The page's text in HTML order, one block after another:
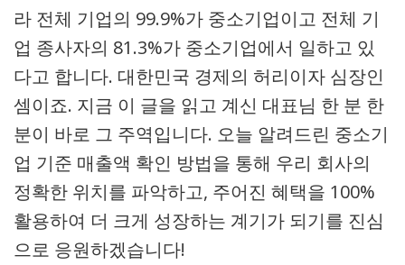
라 전체 기업의 99.9%가 중소기업이고 전체 기
업 종사자의 81.3%가 중소기업에서 일하고 있
다고 합니다. 대한민국 경제의 허리이자 심장인
셈이죠. 지금 이 글을 읽고 계신 대표님 한 분 한
분이 바로 그 주역입니다. 오늘 알려드린 중소기
업 기준 매출액 확인 방법을 통해 우리 회사의
정확한 위치를 파악하고, 주어진 혜택을 100%
활용하여 더 크게 성장하는 계기가 되기를 진심
으로 응원하겠습니다!